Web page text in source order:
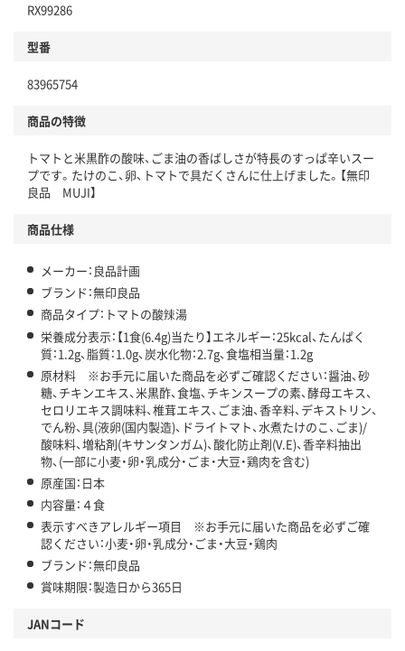
RX99286
型番
83965754
商品の特徴
トマトと米黒酢の酸味、ごま油の香ばしさが特長のすっぱ辛いスー
プです。たけのこ、卵、トマトで具だくさんに仕上げました。【無印
良品 MUJI】
商品仕様
メーカー：良品計画
ブランド：無印良品
商品タイプ：トマトの酸辣湯
栄養成分表示：【1食(6.4g)当たり】エネルギー：25kcal、たんぱく
質：1.2g、脂質：1.0g、炭水化物：2.7g、食塩相当量：1.2g
原材料 ※お手元に届いた商品を必ずご確認ください：醤油、砂
糖、チキンエキス、米黒酢、食塩、チキンスープの素、酵母エキス、
セロリエキス調味料、椎茸エキス、ごま油、香辛料、デキストリン、
でん粉、具(液卵(国内製造)、ドライトマト、水煮たけのこ、ごま)/
酸味料、増粘剤(キサンタンガム)、酸化防止剤(V.E)、香辛料抽出
物、(一部に小麦・卵・乳成分・ごま・大豆・鶏肉を含む)
原産国：日本
内容量：４食
表示すべきアレルギー項目 ※お手元に届いた商品を必ずご確
認ください：小麦・卵・乳成分・ごま・大豆・鶏肉
ブランド：無印良品
賞味期限：製造日から365日
JANコード